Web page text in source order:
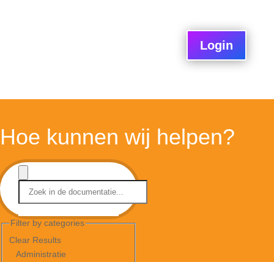
Login
Hoe kunnen wij helpen?
Filter by categories
Clear Results
Administratie